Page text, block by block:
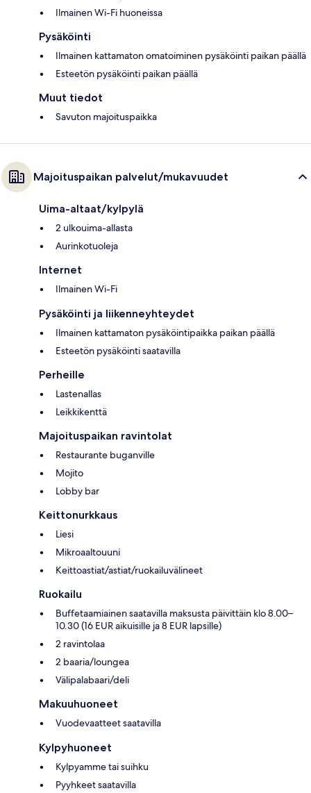
Ilmainen Wi-Fi huoneissa
Pysäköinti
Ilmainen kattamaton omatoiminen pysäköinti paikan päällä
Esteetön pysäköinti paikan päällä
Muut tiedot
Savuton majoituspaikka
Majoituspaikan palvelut/mukavuudet
Uima-altaat/kylpylä
2 ulkouima-allasta
Aurinkotuoleja
Internet
Ilmainen Wi-Fi
Pysäköinti ja liikenneyhteydet
Ilmainen kattamaton pysäköintipaikka paikan päällä
Esteetön pysäköinti saatavilla
Perheille
Lastenallas
Leikkikenttä
Majoituspaikan ravintolat
Restaurante buganville
Mojito
Lobby bar
Keittonurkkaus
Liesi
Mikroaaltouuni
Keittoastiat/astiat/ruokailuvälineet
Ruokailu
Buffetaamiainen saatavilla maksusta päivittäin klo 8.00–
10.30 (16 EUR aikuisille ja 8 EUR lapsille)
2 ravintolaa
2 baaria/loungea
Välipalabaari/deli
Makuuhuoneet
Vuodevaatteet saatavilla
Kylpyhuoneet
Kylpyamme tai suihku
Pyyhkeet saatavilla